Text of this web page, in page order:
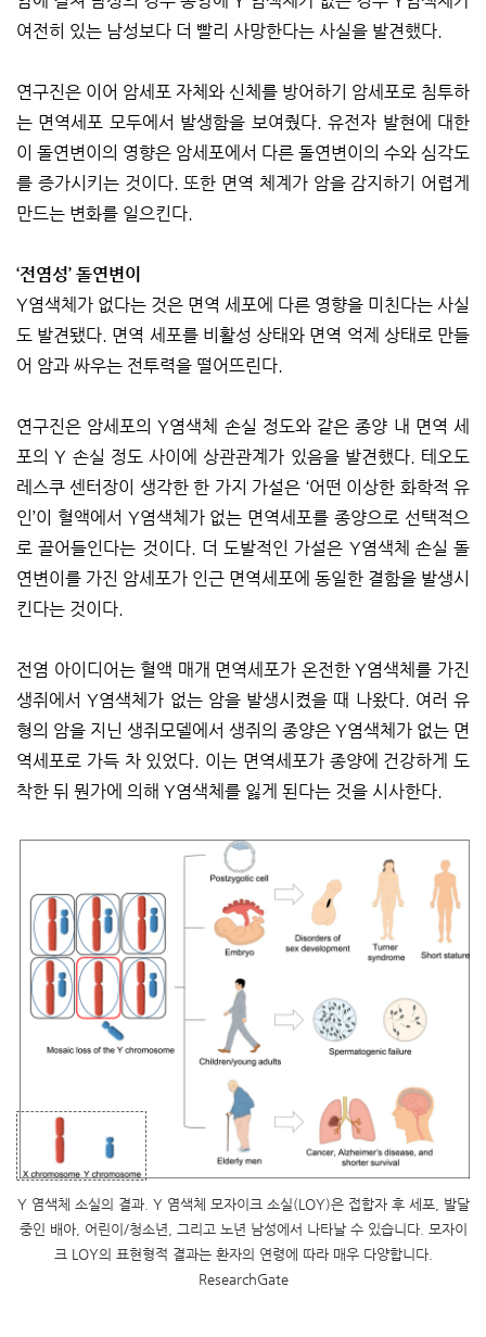
여전히 있는 남성보다 더 빨리 사망한다는 사실을 발견했다.
연구진은 이어 암세포 자체와 신체를 방어하기 암세포로 침투하
는 면역세포 모두에서 발생함을 보여줬다. 유전자 발현에 대한
이 돌연변이의 영향은 암세포에서 다른 돌연변이의 수와 심각도
를 증가시키는 것이다. 또한 면역 체계가 암을 감지하기 어렵게
만드는 변화를 일으킨다.
‘전염성’ 돌연변이
Y염색체가 없다는 것은 면역 세포에 다른 영향을 미친다는 사실
도 발견됐다. 면역 세포를 비활성 상태와 면역 억제 상태로 만들
어 암과 싸우는 전투력을 떨어뜨린다.
연구진은 암세포의 Y염색체 손실 정도와 같은 종양 내 면역 세
포의 Y 손실 정도 사이에 상관관계가 있음을 발견했다. 테오도
레스쿠 센터장이 생각한 한 가지 가설은 ‘어떤 이상한 화학적 유
인’이 혈액에서 Y염색체가 없는 면역세포를 종양으로 선택적으
로 끌어들인다는 것이다. 더 도발적인 가설은 Y염색체 손실 돌
연변이를 가진 암세포가 인근 면역세포에 동일한 결함을 발생시
킨다는 것이다.
전염 아이디어는 혈액 매개 면역세포가 온전한 Y염색체를 가진
생쥐에서 Y염색체가 없는 암을 발생시켰을 때 나왔다. 여러 유
형의 암을 지닌 생쥐모델에서 생쥐의 종양은 Y염색체가 없는 면
역세포로 가득 차 있었다. 이는 면역세포가 종양에 건강하게 도
착한 뒤 뭔가에 의해 Y염색체를 잃게 된다는 것을 시사한다.
Y 염색체 소실의 결과. Y 염색체 모자이크 소실(LOY)은 접합자 후 세포, 발달
중인 배아, 어린이/청소년, 그리고 노년 남성에서 나타날 수 있습니다. 모자이
크 LOY의 표현형적 결과는 환자의 연령에 따라 매우 다양합니다.
ResearchGate